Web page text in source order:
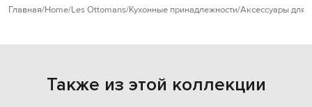
Главная Home Les Ottomans Кухонные принадлежности Аксессуары для
Также из этой коллекции